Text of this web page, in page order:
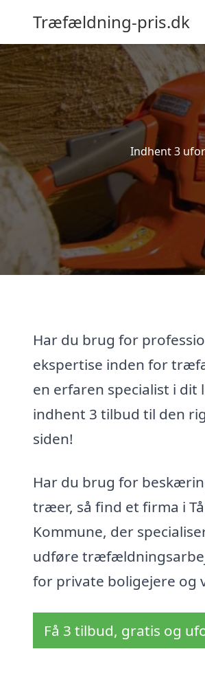
Træfældning-pris.dk
Indhent 3
Har du brug for
ekspertise inden for
en erfaren specialist i dit
indhent 3 tilbud til den
siden!
Har du brug for
træer, så find et firma i
Kommune, der
udføre
for private boligejere og
Få 3 tilbud, gratis og